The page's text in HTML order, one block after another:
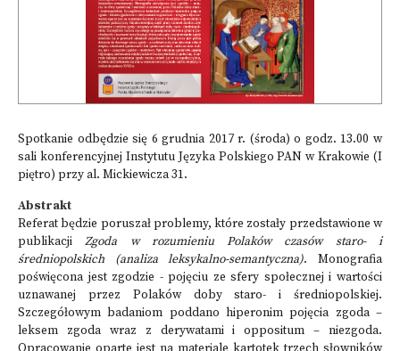
Spotkanie odbędzie się 6 grudnia 2017 r. (środa) o godz. 13.00 w
sali konferencyjnej Instytutu Języka Polskiego PAN w Krakowie (I
piętro) przy al. Mickiewicza 31.
Abstrakt
Referat będzie poruszał problemy, które zostały przedstawione w
publikacjiZgoda w rozumieniu Polaków czasów staro- i
średniopolskich (analiza leksykalno-semantyczna). Monografia
poświęcona jest zgodzie - pojęciu ze sfery społecznej i wartości
uznawanej przez Polaków doby staro- i średniopolskiej.
Szczegółowym badaniom poddano hiperonim pojęcia zgoda –
leksem zgoda wraz z derywatami i oppositum – niezgoda.